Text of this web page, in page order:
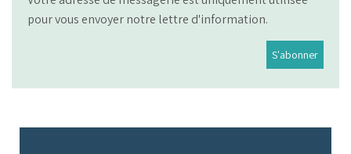
pour vous envoyer notre lettre d'information.